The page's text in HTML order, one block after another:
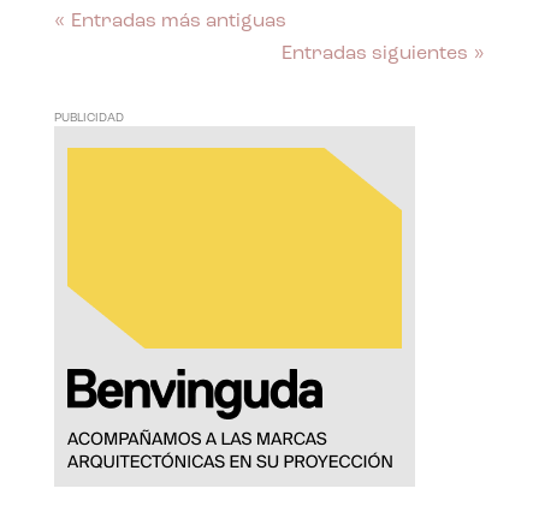
« Entradas más antiguas
Entradas siguientes »
PUBLICIDAD